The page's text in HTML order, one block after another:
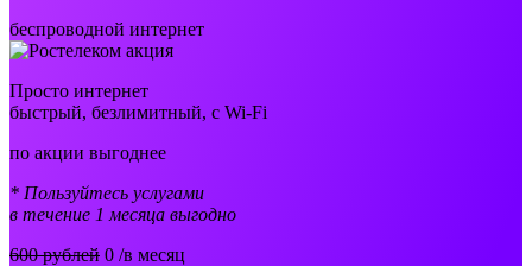
беспроводной интернет
Просто интернет
быстрый, безлимитный, с Wi-Fi
по акции выгоднее
* Пользуйтесь услугами
в течение 1 месяца выгодно
600 рублей 0 /в месяц